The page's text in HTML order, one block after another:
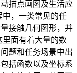
描点画图及生活应
，一类常见的任
接触几何图形，并
里面有着大量的数
题和任务场景中出
括函数以及坐标系